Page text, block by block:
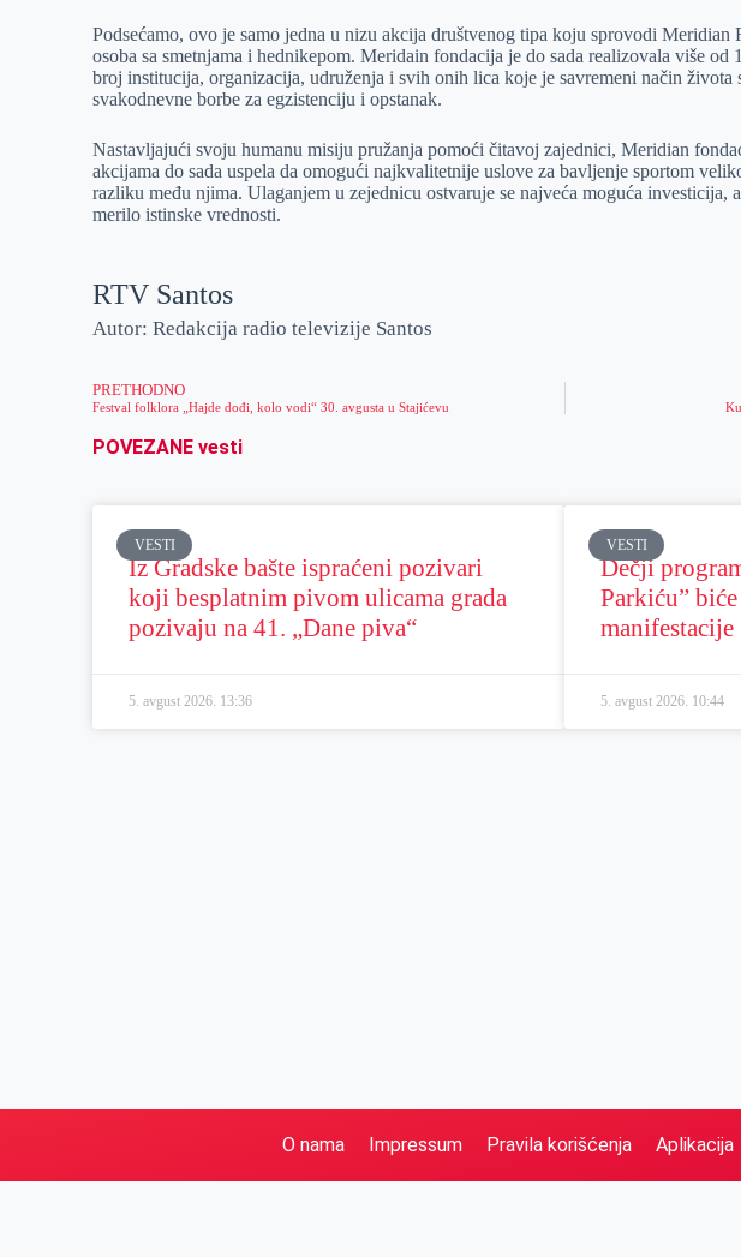
Podsećamo, ovo je samo jedna u nizu akcija društvenog tipa koju sprovodi Meridian
osoba sa smetnjama i hednikepom. Meridain fondacija je do sada realizovala više
broj institucija, organizacija, udruženja i svih onih lica koje je savremeni način života
svakodnevne borbe za egzistenciju i opstanak.
Nastavljajući svoju humanu misiju pružanja pomoći čitavoj zajednici, Meridian
akcijama do sada uspela da omogući najkvalitetnije uslove za bavljenje sportom
razliku među njima. Ulaganjem u zejednicu ostvaruje se najveća moguća
merilo istinske vrednosti.
RTV Santos
Autor: Redakcija radio televizije Santos
PRETHODNO
Festval folklora „Hajde dođi, kolo vodi“ 30. avgusta u Stajićevu
POVEZANE vesti
VESTI
Iz Gradske bašte ispraćeni pozivari
koji besplatnim pivom ulicama grada
pozivaju na 41. „Dane piva“
5. avgust 2026. 13:36
VESTI
Dečji
Parkiću”
5. avgust 2026. 10:44
O nama Impressum Pravila korišćenja Aplikacija